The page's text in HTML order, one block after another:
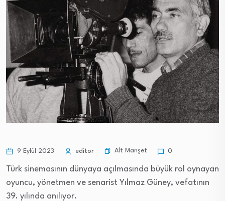
9 Eylül 2023 editor Alt Manşet 0
Türk sinemasının dünyaya açılmasında büyük rol oynayan
oyuncu, yönetmen ve senarist Yılmaz Güney, vefatının
39. yılında anılıyor.